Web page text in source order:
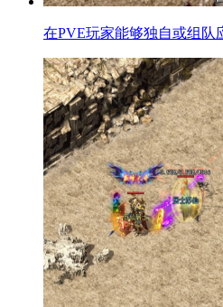
在PVE玩家能够独自或组队